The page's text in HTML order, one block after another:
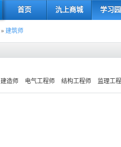
首页 氿上商城 学习
» 建筑师
建造师 电气工程师 结构工程师 监理工